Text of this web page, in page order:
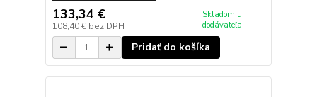
133,34 €
108,40 € bez DPH
Skladom u
dodávateľa
Pridať do košíka